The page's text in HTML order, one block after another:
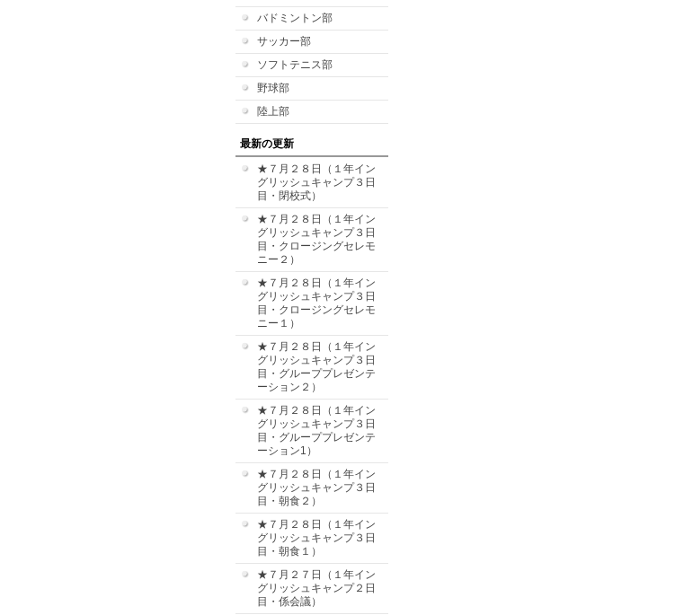
バドミントン部
サッカー部
ソフトテニス部
野球部
陸上部
最新の更新
★７月２８日（１年イン
グリッシュキャンプ３日
目・閉校式）
★７月２８日（１年イン
グリッシュキャンプ３日
目・クロージングセレモ
ニー２）
★７月２８日（１年イン
グリッシュキャンプ３日
目・クロージングセレモ
ニー１）
★７月２８日（１年イン
グリッシュキャンプ３日
目・グループプレゼンテ
ーション２）
★７月２８日（１年イン
グリッシュキャンプ３日
目・グループプレゼンテ
ーション1）
★７月２８日（１年イン
グリッシュキャンプ３日
目・朝食２）
★７月２８日（１年イン
グリッシュキャンプ３日
目・朝食１）
★７月２７日（１年イン
グリッシュキャンプ２日
目・係会議）